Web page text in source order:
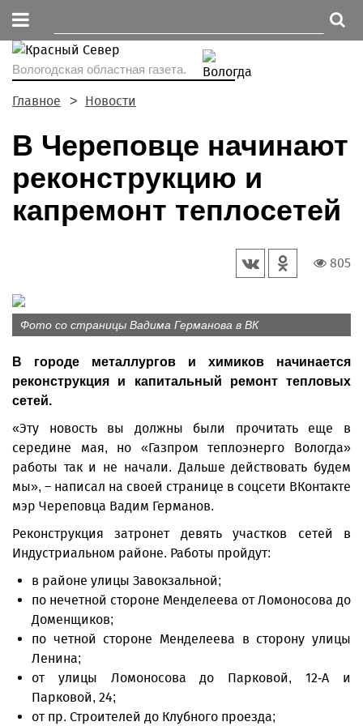
Вологодская областная газета.
Главное Новости
В Череповце начинают
реконструкцию и
капремонт теплосетей
805
Фото со страницы Вадима Германова в ВК
В городе металлургов и химиков начинается
реконструкция и капитальный ремонт тепловых
сетей.
«Эту новость вы должны были прочитать еще в
середине мая, но «Газпром теплоэнерго Вологда»
работы так и не начали. Дальше действовать будем
мы», – написал на своей странице в соцсети ВКонтакте
мэр Череповца Вадим Германов.
Реконструкция затронет девять участков сетей в
Индустриальном районе. Работы пройдут:
в районе улицы Завокзальной;
по нечетной стороне Менделеева от Ломоносова до
Доменщиков;
по четной стороне Менделеева в сторону улицы
Ленина;
от улицы Ломоносова до Парковой, 12-А и
Парковой, 24;
от пр. Строителей до Клубного проезда;